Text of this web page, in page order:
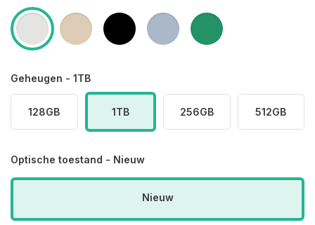
Geheugen - 1TB
128GB 1TB 256GB 512GB
Optische toestand - Nieuw
Nieuw